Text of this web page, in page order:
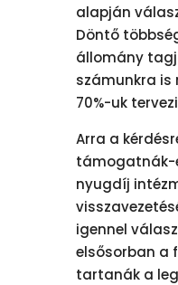
alapján
Döntő
állomány
számunkra is
70%-uk
Arra a
támogatnák-
nyugdíj
igennel
elsősorban a
tartanák a